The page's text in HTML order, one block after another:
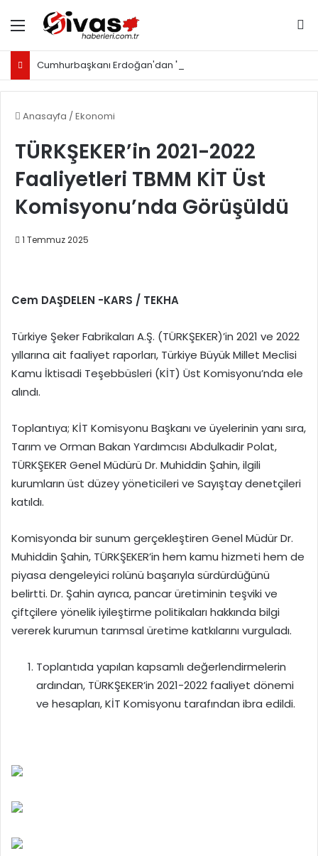
Menü
Anasayfa / Ekonomi
TÜRKŞEKER’in 2021-2022
Faaliyetleri TBMM KİT Üst
Komisyonu’nda Görüşüldü
1 Temmuz 2025
Cem DAŞDELEN -KARS / TEKHA
Türkiye Şeker Fabrikaları A.Ş. (TÜRKŞEKER)’in 2021 ve 2022
yıllarına ait faaliyet raporları, Türkiye Büyük Millet Meclisi
Kamu İktisadi Teşebbüsleri (KİT) Üst Komisyonu’nda ele
alındı.
Toplantıya; KİT Komisyonu Başkanı ve üyelerinin yanı sıra,
Tarım ve Orman Bakan Yardımcısı Abdulkadir Polat,
TÜRKŞEKER Genel Müdürü Dr. Muhiddin Şahin, ilgili
kurumların üst düzey yöneticileri ve Sayıştay denetçileri
katıldı.
Komisyonda bir sunum gerçekleştiren Genel Müdür Dr.
Muhiddin Şahin, TÜRKŞEKER’in hem kamu hizmeti hem de
piyasa dengeleyici rolünü başarıyla sürdürdüğünü
belirtti. Dr. Şahin ayrıca, pancar üretiminin teşviki ve
çiftçilere yönelik iyileştirme politikaları hakkında bilgi
vererek kurumun tarımsal üretime katkılarını vurguladı.
Toplantıda yapılan kapsamlı değerlendirmelerin
ardından, TÜRKŞEKER’in 2021-2022 faaliyet dönemi
ve hesapları, KİT Komisyonu tarafından ibra edildi.